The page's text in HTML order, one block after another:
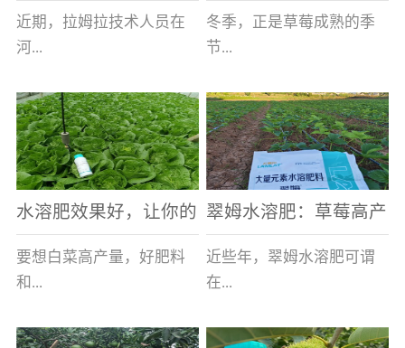
老棚土好产量高
近期，拉姆拉技术人员在
河...
南走访时，发现当地许多
蔬菜产区，老棚数量占多
数，连年的重茬、土壤板
结等原因，导致土壤差，
作物根系...
植户指名要使用
冬季，正是草莓成熟的季
节...
，也是山东窦大哥开心的
时刻，从一大早接到收购
商的电话，就开始在草莓
大棚里忙碌。为什么窦大
哥家的草...
水溶肥效果好，让你的
白菜增产不是问题
要想白菜高产量，好肥料
和...
翠姆水溶肥：草莓高产
的好帮手
近些年，翠姆水溶肥可谓
在...